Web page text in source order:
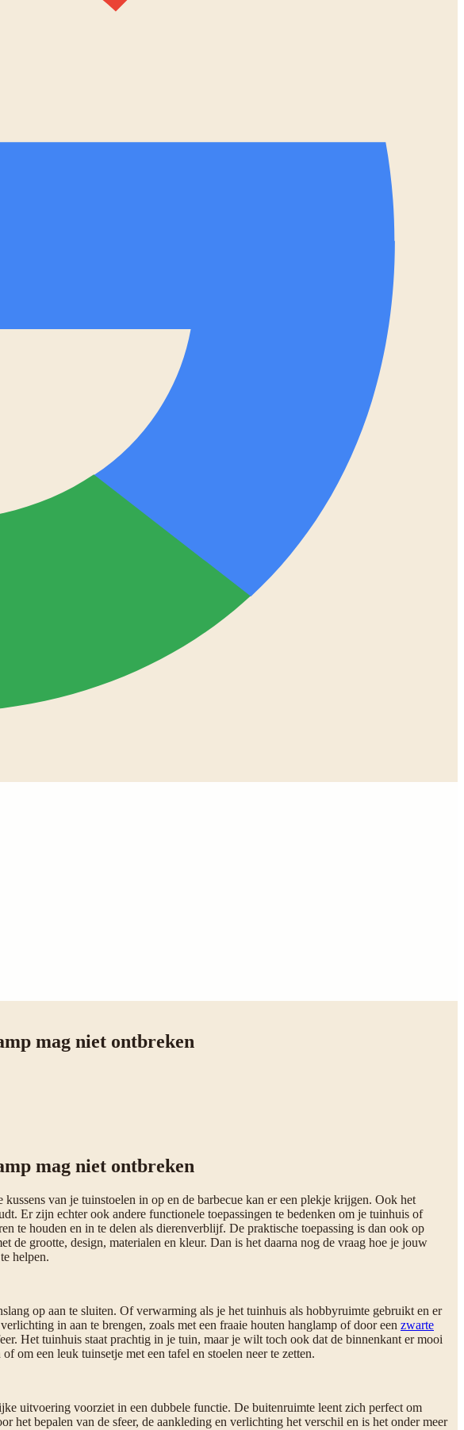
mag niet ontbreken
mag niet ontbreken
van je tuinstoelen in op en de barbecue kan er een plekje krijgen. Ook het
Er zijn echter ook andere functionele toepassingen te bedenken om je tuinhuis of
te houden en in te delen als dierenverblijf. De praktische toepassing is dan ook op
de grootte, design, materialen en kleur. Dan is het daarna nog de vraag hoe je jouw
helpen.
op aan te sluiten. Of verwarming als je het tuinhuis als hobbyruimte gebruikt en er
in aan te brengen, zoals met een fraaie houten hanglamp of door een zwarte
Het tuinhuis staat prachtig in je tuin, maar je wilt toch ook dat de binnenkant er mooi
om een leuk tuinsetje met een tafel en stoelen neer te zetten.
uitvoering voorziet in een dubbele functie. De buitenruimte leent zich perfect om
het bepalen van de sfeer, de aankleding en verlichting het verschil en is het onder meer